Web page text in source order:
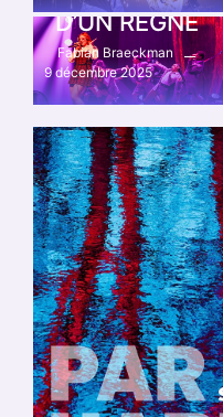
D’UN RÈGNE
Fabian Braeckman
9 décembre 2025